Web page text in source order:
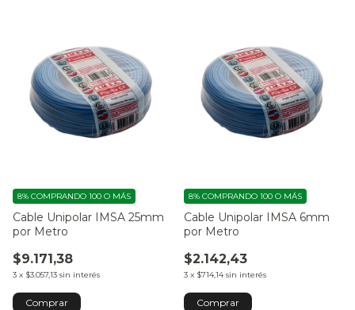
Cable Unipolar IMSA 25mm
por Metro
$9.171,38
3 x $3.057,13 sin interés
8% COMPRANDO 100 O MÁS
Comprar
Cable Unipolar IMSA 6mm
por Metro
$2.142,43
3 x $714,14 sin interés
8% COMPRANDO 100 O MÁS
Comprar